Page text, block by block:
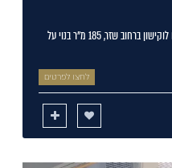
חדש בשוק בבלעדיות משותפת, קוטג בפריים לוקישון ברחוב שזר, 185 מ"ר בנוי על
לחצו לפרטים